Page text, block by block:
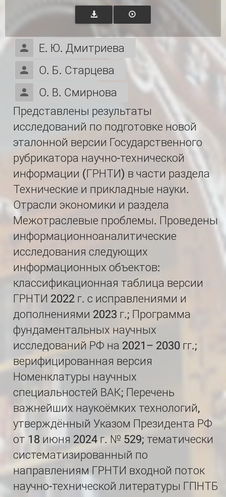
Е. Ю. Дмитриева
О. Б. Старцева
О. В. Смирнова
Представлены результаты
исследований по подготовке новой
эталонной версии Государственного
рубрикатора научно-технической
информации (ГРНТИ) в части раздела
Технические и прикладные науки.
Отрасли экономики и раздела
Межотраслевые проблемы. Проведены
информационноаналитические
исследования следующих
информационных объектов:
классификационная таблица версии
ГРНТИ 2022 г. с исправлениями и
дополнениями 2023 г.; Программа
фундаментальных научных
исследований РФ на 2021– 2030 гг.;
верифицированная версия
Номенклатуры научных
специальностей ВАК; Перечень
важнейших наукоёмких технологий,
утверждённый Указом Президента РФ
от 18 июня 2024 г. № 529; тематически
систематизированный по
направлениям ГРНТИ входной поток
научно-технической литературы ГПНТБ